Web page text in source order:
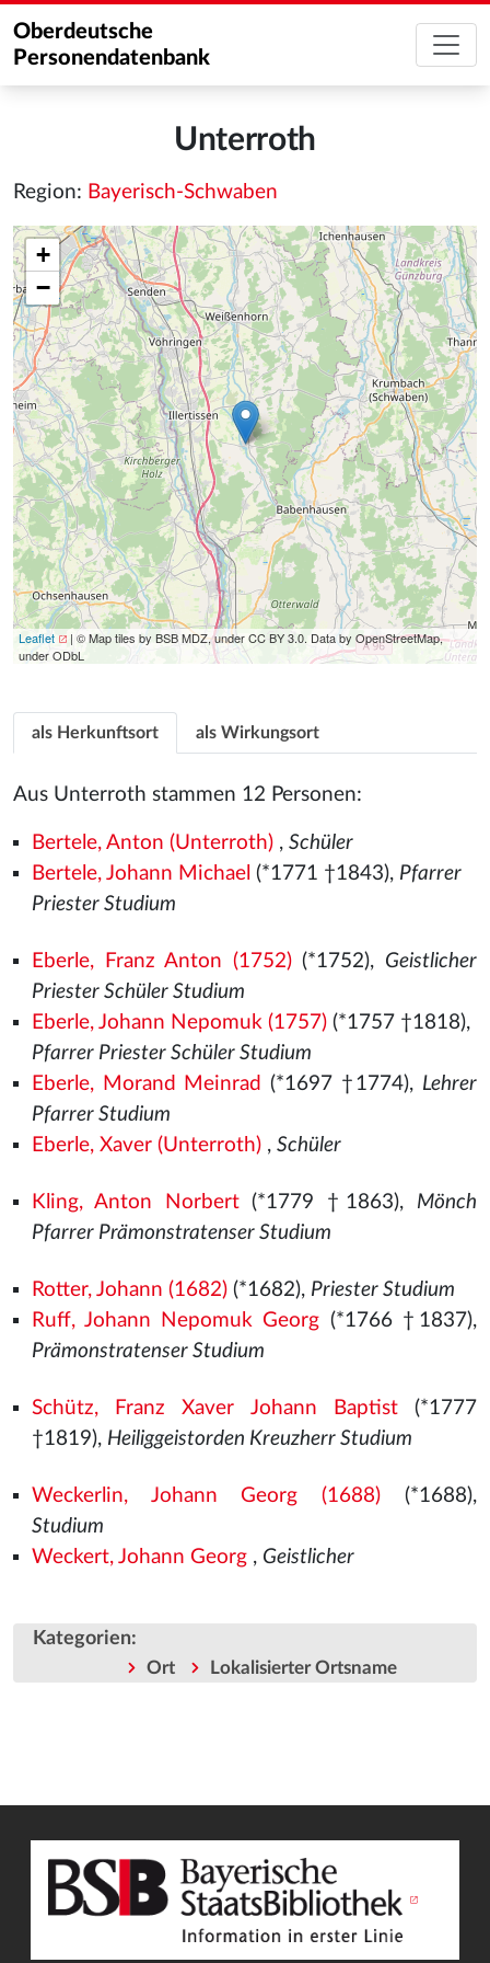
Oberdeutsche
Personendatenbank
Unterroth
Region: Bayerisch-Schwaben
+
−
Leaflet
| © Map tiles by BSB MDZ, under CC BY 3.0. Data by OpenStreetMap,
under ODbL
als Herkunftsort als Wirkungsort
Aus Unterroth stammen 12 Personen:
Bertele, Anton (Unterroth), Schüler
Bertele, Johann Michael (*1771 †1843), Pfarrer
Priester Studium
Eberle, Franz Anton (1752)(*1752), Geistlicher
Priester Schüler Studium
Eberle, Johann Nepomuk (1757)(*1757 †1818),
Pfarrer Priester Schüler Studium
Eberle, Morand Meinrad (*1697 †1774), Lehrer
Pfarrer Studium
Eberle, Xaver (Unterroth), Schüler
Kling, Anton Norbert(*1779 †1863), Mönch
Pfarrer Prämonstratenser Studium
Rotter, Johann (1682)(*1682), Priester Studium
Ruff, Johann Nepomuk Georg (*1766 †1837),
Prämonstratenser Studium
Schütz, Franz Xaver Johann Baptist(*1777
†1819), Heiliggeistorden Kreuzherr Studium
Weckerlin, Johann Georg (1688) (*1688),
Studium
Weckert, Johann Georg, Geistlicher
Kategorien:
Ort Lokalisierter Ortsname